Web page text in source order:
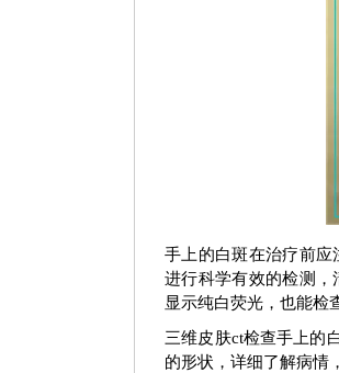
手上的白斑在治疗前
进行科学有效的检测，
显示纯白荧光，也能检
三维皮肤ct检查手上的
的形状，详细了解病情